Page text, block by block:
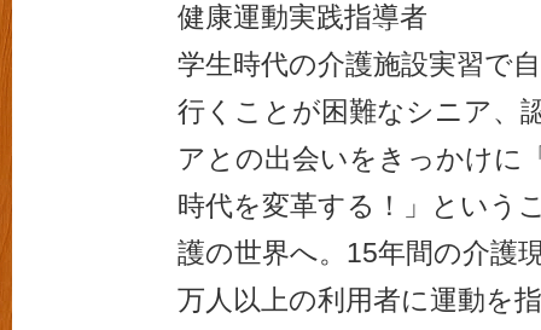
健康運動実践指導者
学生時代の介護施設実習で
行くことが困難なシニア、
アとの出会いをきっかけに
時代を変革する！」という
護の世界へ。15年間の介護
万人以上の利用者に運動を